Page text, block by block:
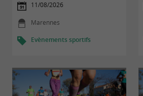
11/08/2026
Marennes
Evènements sportifs